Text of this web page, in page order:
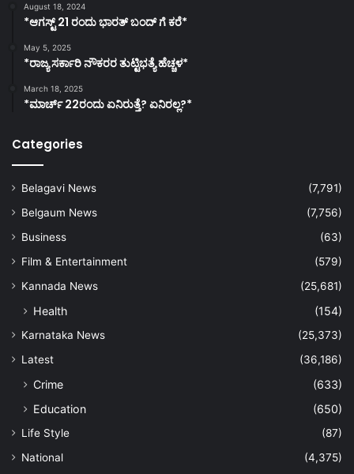
August 18, 2024
*ಆಗಸ್ಟ್ 21 ರಂದು ಭಾರತ್‌ ಬಂದ್‌ ಗೆ ಕರೆ*
May 5, 2025
*ರಾಜ್ಯ ಸರ್ಕಾರಿ ನೌಕರರ ತುಟ್ಟಿಭತ್ಯೆ ಹೆಚ್ಚಳ*
March 18, 2025
*ಮಾರ್ಚ್ 22ರಂದು ಏನಿರುತ್ತೆ? ಏನಿರಲ್ಲ?*
Categories
Belagavi News
(7,791)
Belgaum News
(7,756)
Business
(63)
Film & Entertainment
(579)
Kannada News
(25,681)
Health (154)
Karnataka News
(25,373)
Latest
(36,186)
Crime
(633)
Education
(650)
Life Style
(87)
National
(4,375)